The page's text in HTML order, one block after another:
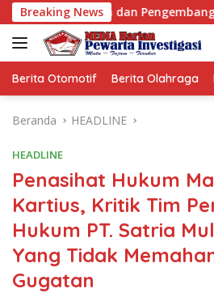
Langsung
ke
konten
Breaking News
dan Pengembangan SDM
Berita Otomotif Berita Olahraga
Beranda HEADLINE
HEADLINE
Penasihat Hukum
Kartius, Kritik Tim
Hukum PT. Satria
Yang Tidak
Gugatan